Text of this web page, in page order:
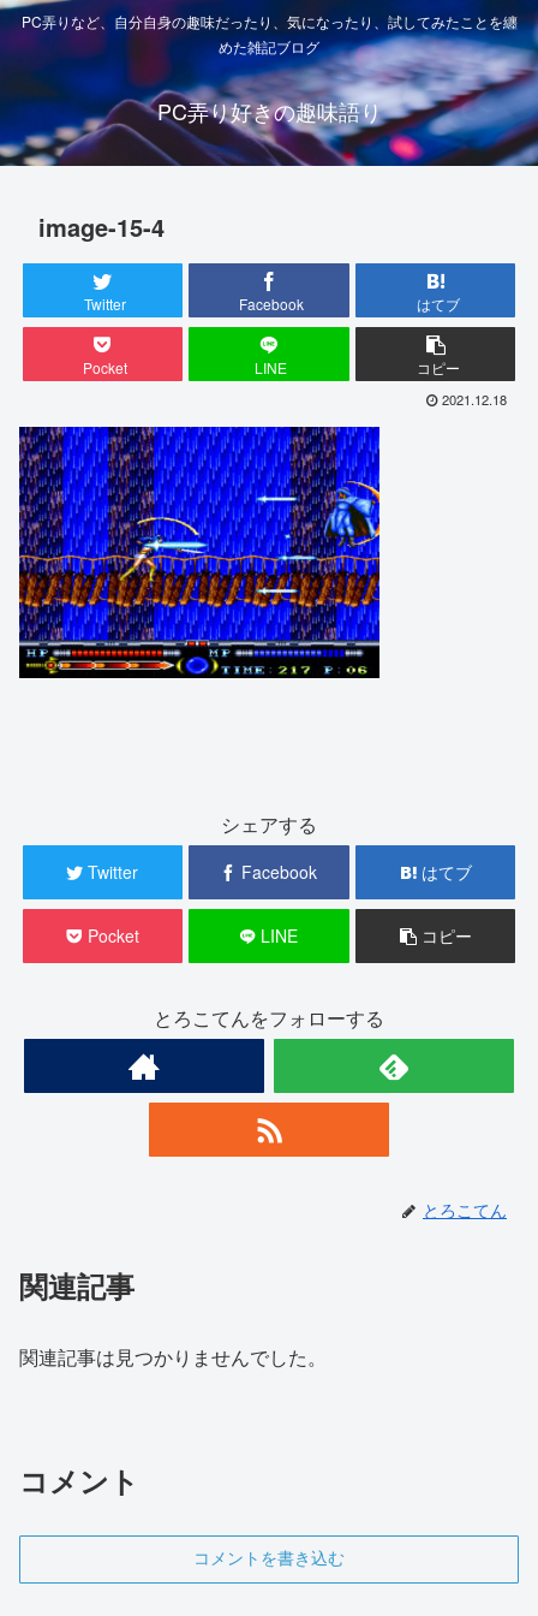
PC弄りなど、自分自身の趣味だったり、気になったり、試してみたことを纏
めた雑記ブログ
PC弄り好きの趣味語り
image-15-4
Twitter Facebook はてブ
Pocket LINE コピー
2021.12.18
シェアする
Twitter Facebook はてブ
Pocket LINE コピー
とろこてんをフォローする
とろこてん
関連記事
関連記事は見つかりませんでした。
コメント
コメントを書き込む